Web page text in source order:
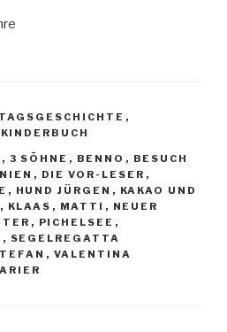
,
KINDERBUCH
, 3 SÖHNE , BENNO , BESUCH
, DIE VOR-LESER ,
, HUND JÜRGEN , KAKAO UND
, KLAAS , MATTI , NEUER
, PICHELSEE ,
, SEGELREGATTA
, VALENTINA